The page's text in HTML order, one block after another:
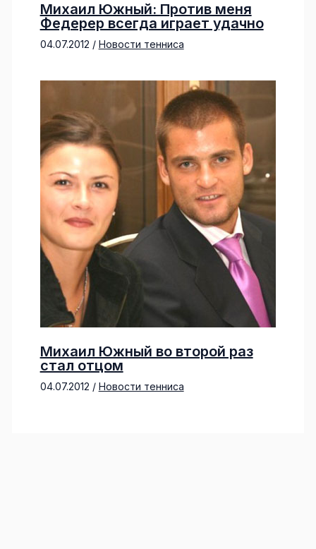
Михаил Южный: Против меня
Федерер всегда играет удачно
04.07.2012 / Новости тенниса
Михаил Южный во второй раз
стал отцом
04.07.2012 / Новости тенниса